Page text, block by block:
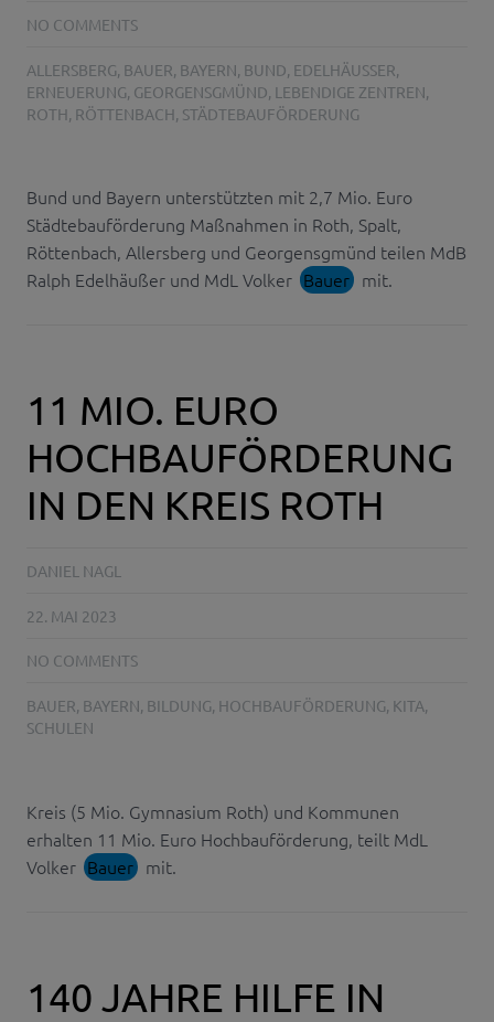
NO COMMENTS
ALLERSBERG, BAUER, BAYERN, BUND, EDELHÄUSSER
,
ERNEUERUNG, GEORGENSGMÜND, LEBENDIGE ZENTREN,
ROTH, RÖTTENBACH, STÄDTEBAUFÖRDERUNG
Bund und Bayern unterstützten mit 2,7 Mio. Euro
Städtebauförderung Maßnahmen in Roth, Spalt,
Röttenbach, Allersberg und Georgensgmünd teilen MdB
Ralph Edelhäußer und MdL Volker Bauer mit.
11 MIO. EURO
HOCHBAUFÖRDERUNG
IN DEN KREIS ROTH
DANIEL NAGL
22. MAI 2023
NO COMMENTS
BAUER, BAYERN, BILDUNG, HOCHBAUFÖRDERUNG, KITA,
SCHULEN
Kreis (5 Mio. Gymnasium Roth) und Kommunen
erhalten 11 Mio. Euro Hochbauförderung, teilt MdL
Volker Bauer mit.
140 JAHRE HILFE IN